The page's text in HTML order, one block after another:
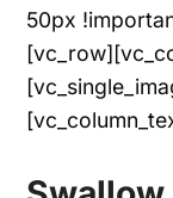
50px